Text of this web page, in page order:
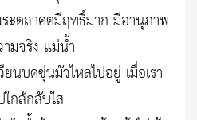
ะตถาคตมีฤทธิ์มาก มีอานุภาพ
มจริง แม่น้ำ
บดขุ่นมัวไหลไปอยู่ เมื่อเรา
ใกล้กลับใส